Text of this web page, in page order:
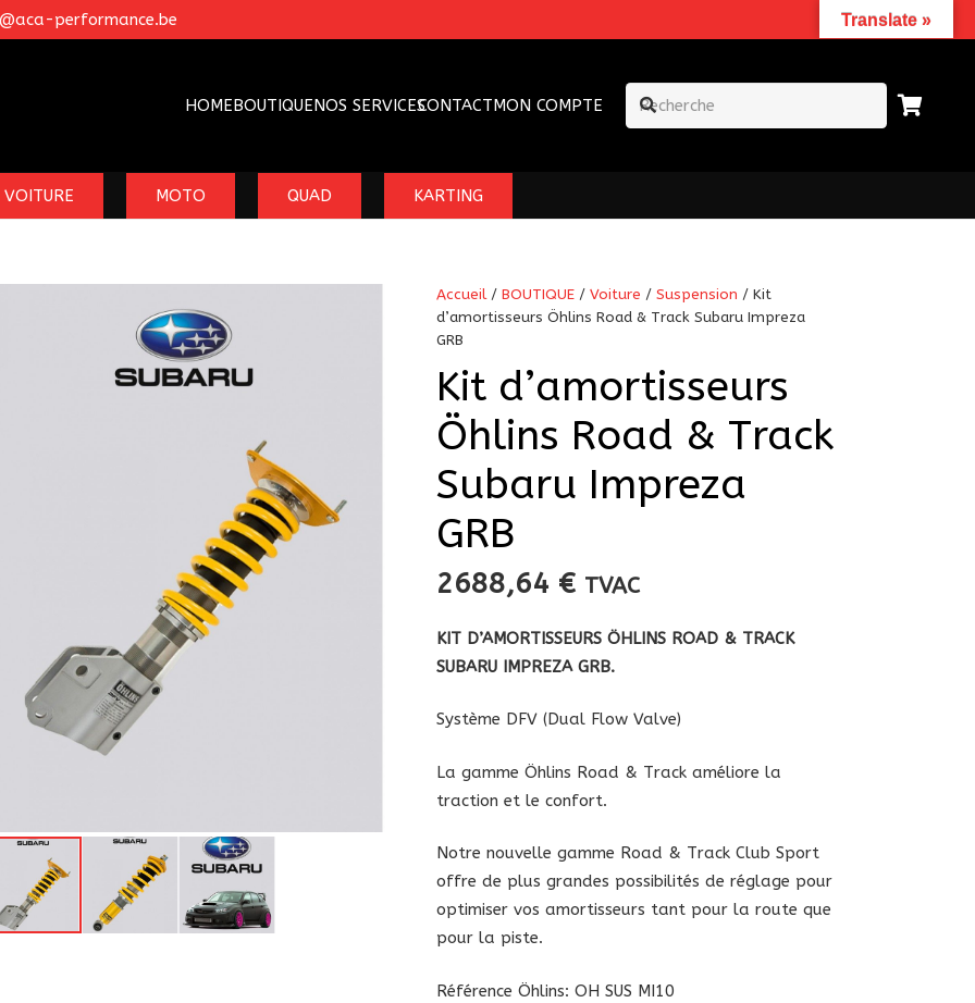
performance.be
HOMEBOUTIQUENOS SERVICESCONTACTMON COMPTE
VOITURE MOTO QUAD KARTING
Accueil/BOUTIQUE /Voiture /Suspension / Kit
d’amortisseurs Öhlins Road & Track Subaru Impreza
GRB
Kit d’amortisseurs
Öhlins Road & Track
Subaru Impreza
GRB
2688,64 € TVAC
KIT D’AMORTISSEURS ÖHLINS ROAD & TRACK
SUBARU IMPREZA GRB.
Système DFV (Dual Flow Valve)
La gamme Öhlins Road & Track améliore la
traction et le confort.
Notre nouvelle gamme Road & Track Club Sport
offre de plus grandes possibilités de réglage pour
optimiser vos amortisseurs tant pour la route que
pour la piste.
Référence Öhlins: OH SUS MI10
Translate »